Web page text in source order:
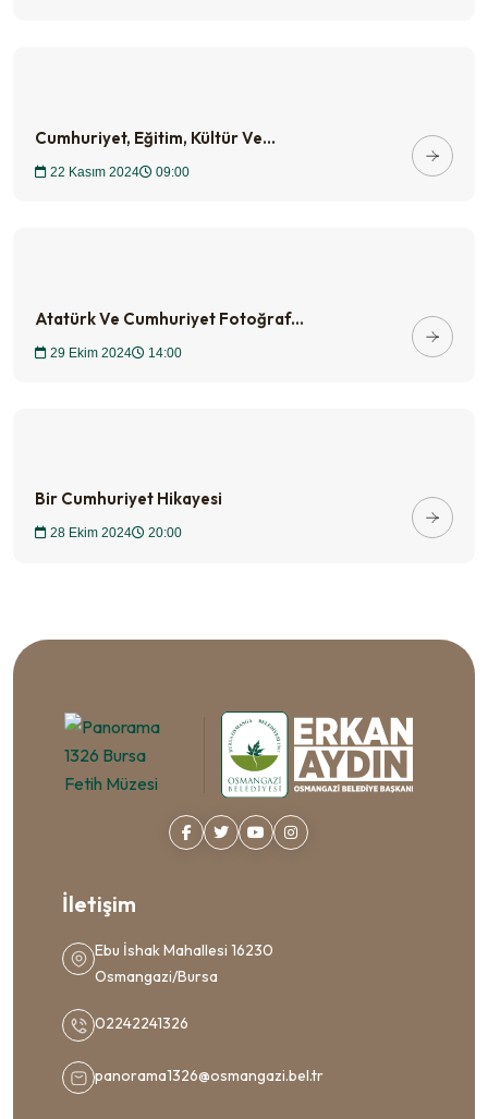
Cumhuriyet, Eğitim, Kültür Ve...
22 Kasım 2024 09:00
Atatürk Ve Cumhuriyet Fotoğraf...
29 Ekim 2024 14:00
Bir Cumhuriyet Hikayesi
28 Ekim 2024 20:00
İletişim
Ebu İshak Mahallesi 16230
Osmangazi/Bursa
02242241326
panorama1326@osmangazi.bel.tr